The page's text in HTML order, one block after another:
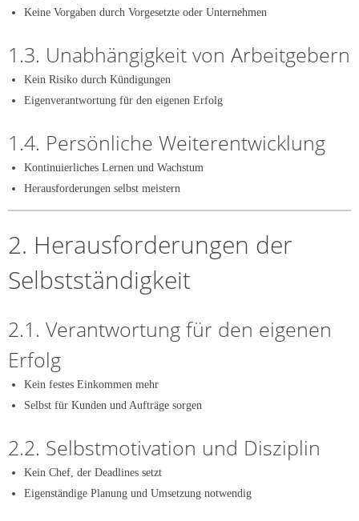
Keine Vorgaben durch Vorgesetzte oder Unternehmen
1.3. Unabhängigkeit von Arbeitgebern
Kein Risiko durch Kündigungen
Eigenverantwortung für den eigenen Erfolg
1.4. Persönliche Weiterentwicklung
Kontinuierliches Lernen und Wachstum
Herausforderungen selbst meistern
2. Herausforderungen der
Selbstständigkeit
2.1. Verantwortung für den eigenen
Erfolg
Kein festes Einkommen mehr
Selbst für Kunden und Aufträge sorgen
2.2. Selbstmotivation und Disziplin
Kein Chef, der Deadlines setzt
Eigenständige Planung und Umsetzung notwendig